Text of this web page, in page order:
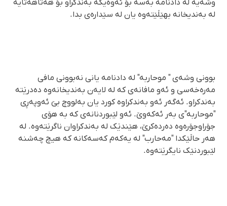
وشەیە لە دادنامە بەسە بۆ ئەوەیکە بەندکراو بۆ هەتاهەتایە
لە بەندیخانە بهێڵێتەوە یان لە سێدارەی بدا.
بوونی وشەی " موحاربە" لە دادنامە یانی نەبوونی مافی
مەرەخەسی و ئەو مافانەی کە لە لایەن بەندیخانەوە دەدرێتە
بەندکراو. ئەگەر ئەو بەندکراوە کورد یان بەلووچ بێ ئەوپەڕی
"موحاربە"ی بەر ئەکەوێ. ئەو لێبوردنانەی کە بە هۆی
جۆراوجۆرەوە دەردەکرێ، هێندێک لە بەندکراوان ناگرێتەوە. لە
هەر حاڵێکدا "مەحارب" لە یەکەم کەسەکانە کە هیچ چەشنە
لێبوردنێک نایگرێتەوە.